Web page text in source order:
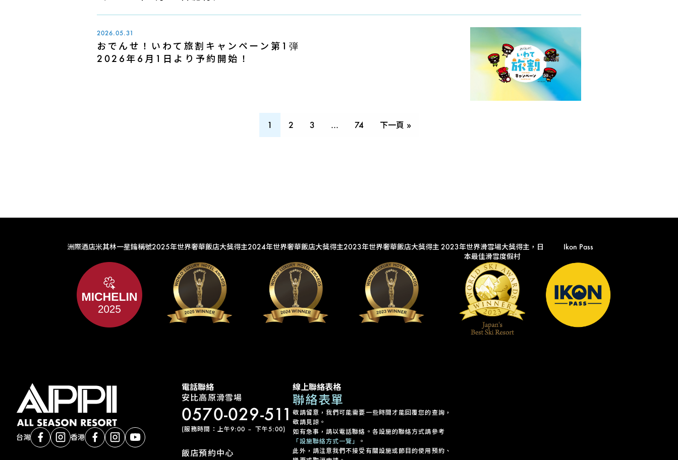
2026.05.31
おでんせ！いわて旅割キャンペーン第1弾
2026年6月1日より予約開始！
1 2 3 ... 74 下一頁 »
洲際酒店米其林一星鑰稱號2025年世界奢華飯店大獎得主2024年世界奢華飯店大獎得主2023年世界奢華飯店大獎得主 2023年世界滑雪場大獎得主，日
本最佳滑雪度假村
Ikon Pass
台灣 香港
電話聯絡
安比高原滑雪場
0570-029-511
(服務時間：上午9:00 – 下午5:00)
飯店預約中心
線上聯絡表格
聯絡表單
敬請留意，我們可能需要一些時間才能回覆您的查詢，
敬請見諒。
如有急事，請以電話聯絡。各設施的聯絡方式請參考
「設施聯絡方式一覽」
。
此外，請注意我們不接受有關設施或節目的使用預約、